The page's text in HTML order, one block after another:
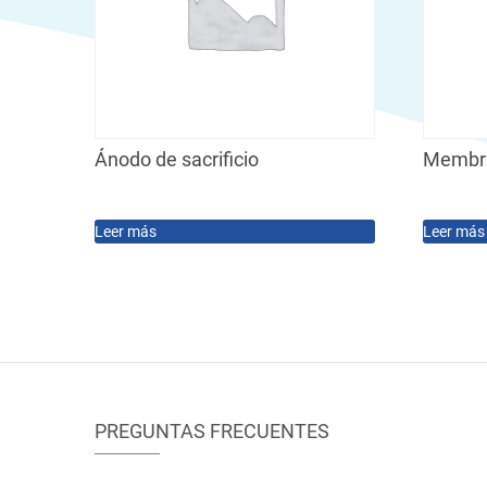
Ánodo de sacrificio
Leer más Leer más
PREGUNTAS FRECUENTES